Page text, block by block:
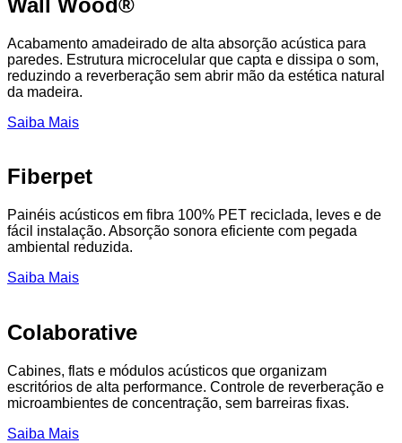
Acabamento amadeirado de alta absorção acústica para
paredes. Estrutura microcelular que capta e dissipa o som,
reduzindo a reverberação sem abrir mão da estética natural
da madeira.
Saiba Mais
Fiberpet
Painéis acústicos em fibra 100% PET reciclada, leves e de
fácil instalação. Absorção sonora eficiente com pegada
ambiental reduzida.
Saiba Mais
Colaborative
Cabines, flats e módulos acústicos que organizam
escritórios de alta performance. Controle de reverberação e
microambientes de concentração, sem barreiras fixas.
Saiba Mais